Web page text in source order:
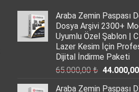
Araba Zemin Paspası
Dosya Arşivi 2300+
Uyumlu Özel Şablon |
Lazer Kesim İçin
Dijital İndirme Paketi
65.000,00₺ Orijinal
44.000,00
Araba Zemin Paspası